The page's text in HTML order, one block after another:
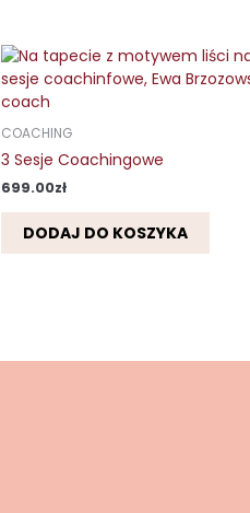
COACHING
3 Sesje Coachingowe
699.00zł
DODAJ DO KOSZYKA